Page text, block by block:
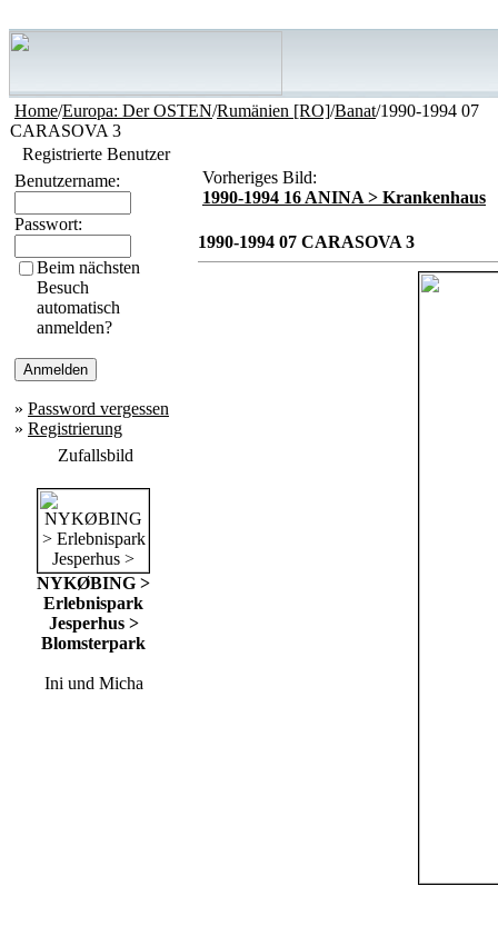
Home/Europa: Der OSTEN/Rumänien [RO]/Banat/1990-1994 07
CARASOVA 3
Registrierte Benutzer
Benutzername:
Passwort:
Beim nächsten
Besuch
automatisch
anmelden?
» Password vergessen
» Registrierung
Zufallsbild
NYKØBING >
Erlebnispark
Jesperhus >
Blomsterpark
Ini und Micha
Vorheriges Bild:
1990-1994 16 ANINA > Krankenhaus
1990-1994 07 CARASOVA 3